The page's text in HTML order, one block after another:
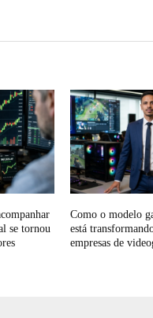
se tornou
Como o modelo
está
empresas de